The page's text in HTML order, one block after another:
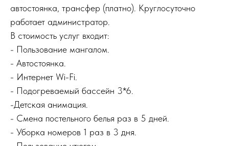
автостоянка, трансфер (платно). Круглосуточно
работает администратор.
В стоимость услуг входит:
- Пользование мангалом.
- Автостоянка.
- Интернет Wi-Fi.
- Подогреваемый бассейн 3*6.
-Детская анимация.
- Смена постельного белья раз в 5 дней.
- Уборка номеров 1 раз в 3 дня.